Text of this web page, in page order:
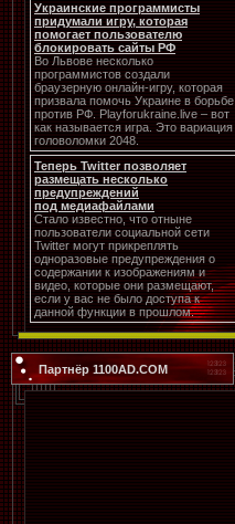
Украинские программисты
придумали игру, которая
помогает пользователю
блокировать сайты РФ
Во Львове несколько
программистов создали
браузерную онлайн-игру, которая
призвала помочь Украине в борьбе
против РФ. Playforukraine.live – вот
как называется игра. Это вариация
головоломки 2048.
Теперь Twitter позволяет
размещать несколько
предупреждений
под медиафайлами
Стало известно, что отныне
пользователи социальной сети
Twitter могут прикреплять
одноразовые предупреждения о
содержании к изображениям и
видео, которые они размещают,
если у вас не было доступа к
данной функции в прошлом.
Партнёр 1100AD.COM